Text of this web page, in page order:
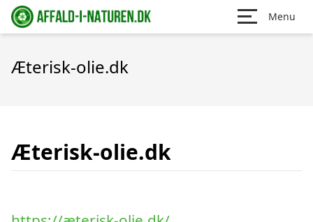
Menu
Æterisk-olie.dk
Æterisk-olie.dk